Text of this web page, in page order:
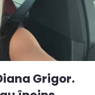
Grigor.